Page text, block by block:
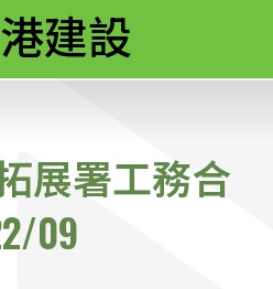
建設
展署工務合
09